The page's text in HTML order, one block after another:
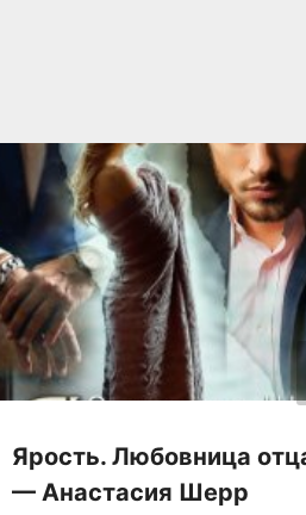
Ярость. Любовница
— Анастасия Шерр